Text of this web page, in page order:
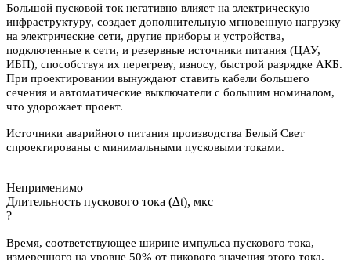
Большой пусковой ток негативно влияет на электрическую
инфраструктуру, создает дополнительную мгновенную нагрузку
на электрические сети, другие приборы и устройства,
подключенные к сети, и резервные источники питания (ЦАУ,
ИБП), способствуя их перегреву, износу, быстрой разрядке АКБ.
При проектировании вынуждают ставить кабели большего
сечения и автоматические выключатели с большим номиналом,
что удорожает проект.
Источники аварийного питания производства Белый Свет
спроектированы с минимальными пусковыми токами.
Неприменимо
Длительность пускового тока (∆t), мкс
?
Время, соответствующее ширине импульса пускового тока,
измеренного на уровне 50% от пикового значения этого тока.